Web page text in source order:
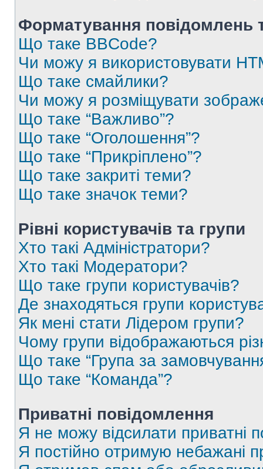
Форматування повідомлень
Що таке BBCode?
Чи можу я використовувати
Що таке смайлики?
Чи можу я розміщувати
Що таке “Важливо”?
Що таке “Оголошення”?
Що таке “Прикріплено”?
Що таке закриті теми?
Що таке значок теми?
Рівні користувачів та групи
Хто такі Адміністратори?
Хто такі Модератори?
Що таке групи користувачів?
Де знаходяться групи
Як мені стати Лідером групи?
Чому групи відображаються
Що таке “Група за
Що таке “Команда”?
Приватні повідомлення
Я не можу відсилати приватні
Я постійно отримую небажані